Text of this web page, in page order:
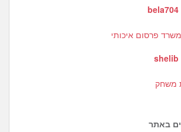
bela704
פרסום איכותי
shelib
משחק
באתר